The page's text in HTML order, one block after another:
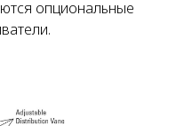
опциональные